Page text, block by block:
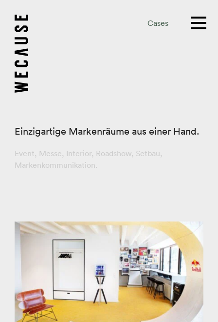
Cases
Einzigartige Markenräume aus einer Hand.
Event, Messe, Interior, Roadshow, Setbau,
Markenkommunikation.